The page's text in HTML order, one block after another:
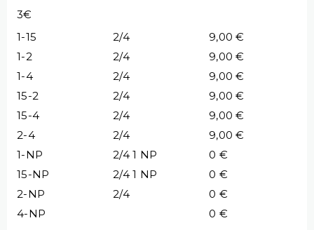
3€
1-15
2/4
9,00 €
1-2
2/4
9,00 €
1-4
2/4
9,00 €
15-2
2/4
9,00 €
15-4
2/4
9,00 €
2-4
2/4
9,00 €
1-NP
2/4 1 NP
0 €
15-NP
2/4 1 NP
0 €
2-NP
2/4
0 €
4-NP
0 €